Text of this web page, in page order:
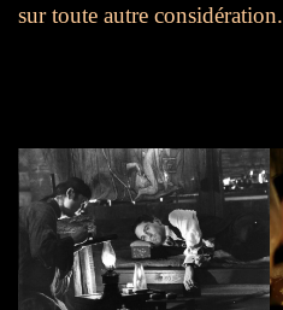
sur toute autre considération.